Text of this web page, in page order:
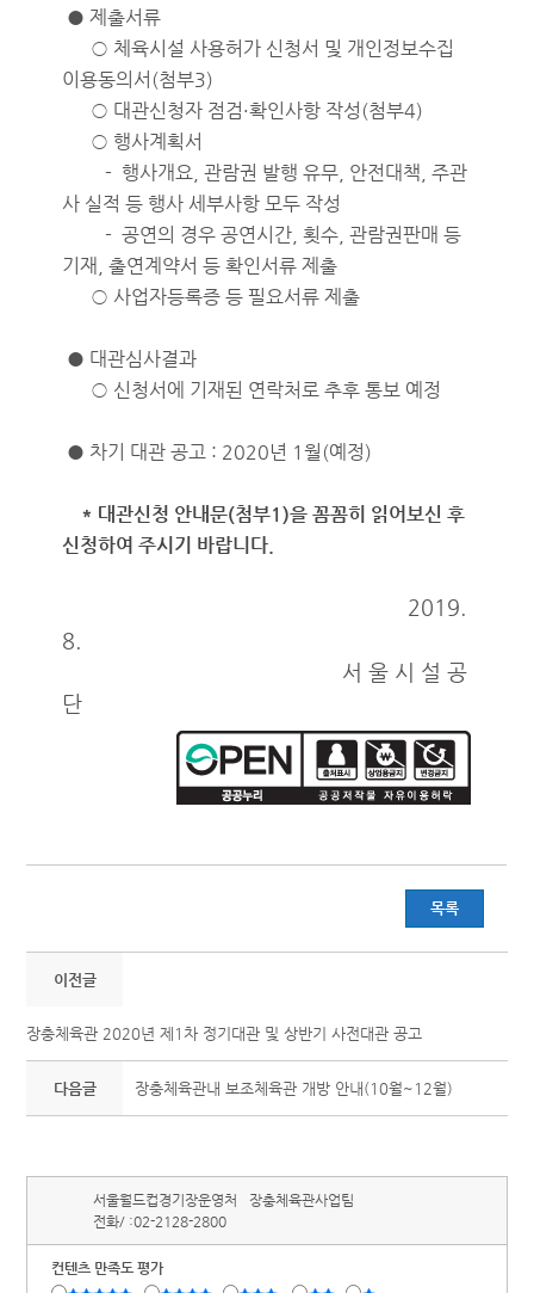
● 제출서류
○ 체육시설 사용허가 신청서 및 개인정보수집
이용동의서(첨부3)
○ 대관신청자 점검·확인사항 작성(첨부4)
○ 행사계획서
- 행사개요, 관람권 발행 유무, 안전대책, 주관
사 실적 등 행사 세부사항 모두 작성
- 공연의 경우 공연시간, 횟수, 관람권판매 등
기재, 출연계약서 등 확인서류 제출
○ 사업자등록증 등 필요서류 제출
● 대관심사결과
○ 신청서에 기재된 연락처로 추후 통보 예정
● 차기 대관 공고 : 2020년 1월(예정)
* 대관신청 안내문(첨부1)을 꼼꼼히 읽어보신 후
신청하여 주시기 바랍니다.
2019.
8.
서 울 시 설 공
단
목록
이전글
장충체육관 2020년 제1차 정기대관 및 상반기 사전대관 공고
다음글 장충체육관내 보조체육관 개방 안내(10월~12월)
서울월드컵경기장운영처
장충체육관사업팀
전화/ :02-2128-2800
컨텐츠 만족도 평가